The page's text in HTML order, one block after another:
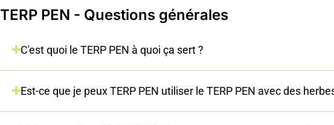
TERP PEN - Questions générales
C'est quoi le TERP PEN à quoi ça sert ?
Est-ce que je peux TERP PEN utiliser le TERP PEN avec des